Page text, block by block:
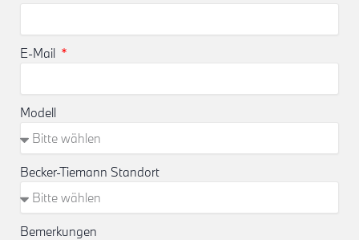
E-Mail
Modell
Becker-Tiemann Standort
Bemerkungen